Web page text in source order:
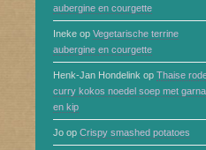
aubergine en courgette
Ineke op Vegetarische terrine
aubergine en courgette
Henk-Jan Hondelink op Thaise
curry kokos noedel soep met
en kip
Jo op Crispy smashed potatoes